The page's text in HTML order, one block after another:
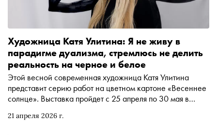
21 апреля 2026 г.
Художница Катя Улитина: Я не живу в
парадигме дуализма, стремлюсь не делить
реальность на черное и белое
Этой весной современная художница Катя Улитина
представит серию работ на цветном картоне «Весеннее
солнце». Выставка пройдет с 25 апреля по 30 мая в
посвященным женской дружбе и способности